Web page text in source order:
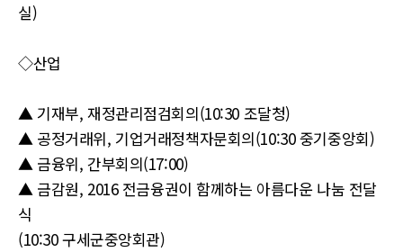
실)
◇산업
▲ 기재부, 재정관리점검회의(10:30 조달청)
▲ 공정거래위, 기업거래정책자문회의(10:30 중기중앙회)
▲ 금융위, 간부회의(17:00)
▲ 금감원, 2016 전금융권이 함께하는 아름다운 나눔 전달
식
(10:30 구세군중앙회관)